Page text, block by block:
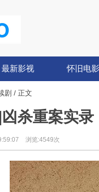
最新影视 怀旧电影
剧 / 正文
杀重案实
浏览:4549次